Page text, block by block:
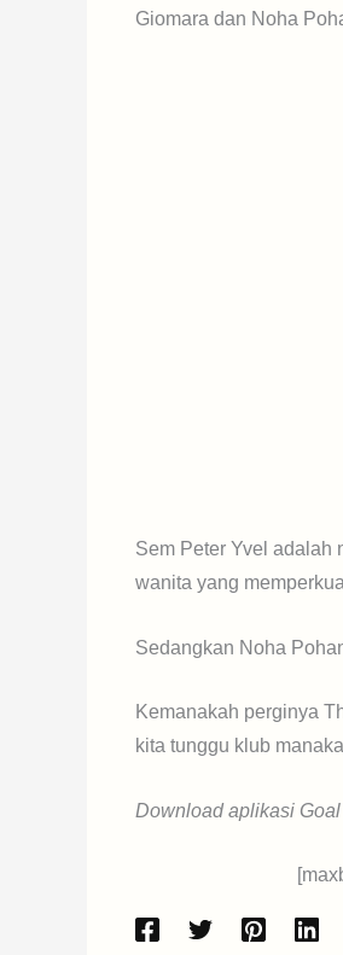
Giomara dan Noha
Sem Peter Yvel adalah
wanita yang
Sedangkan Noha
Kemanakah perginya
kita tunggu klub
Download aplikasi